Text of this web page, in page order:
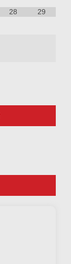
28 29